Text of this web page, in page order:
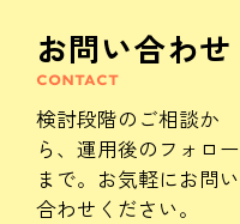
お問い合わせ
CONTACT
検討段階のご相談か
ら、 運用後のフォロー
まで。 お気軽にお問い
合わせください。